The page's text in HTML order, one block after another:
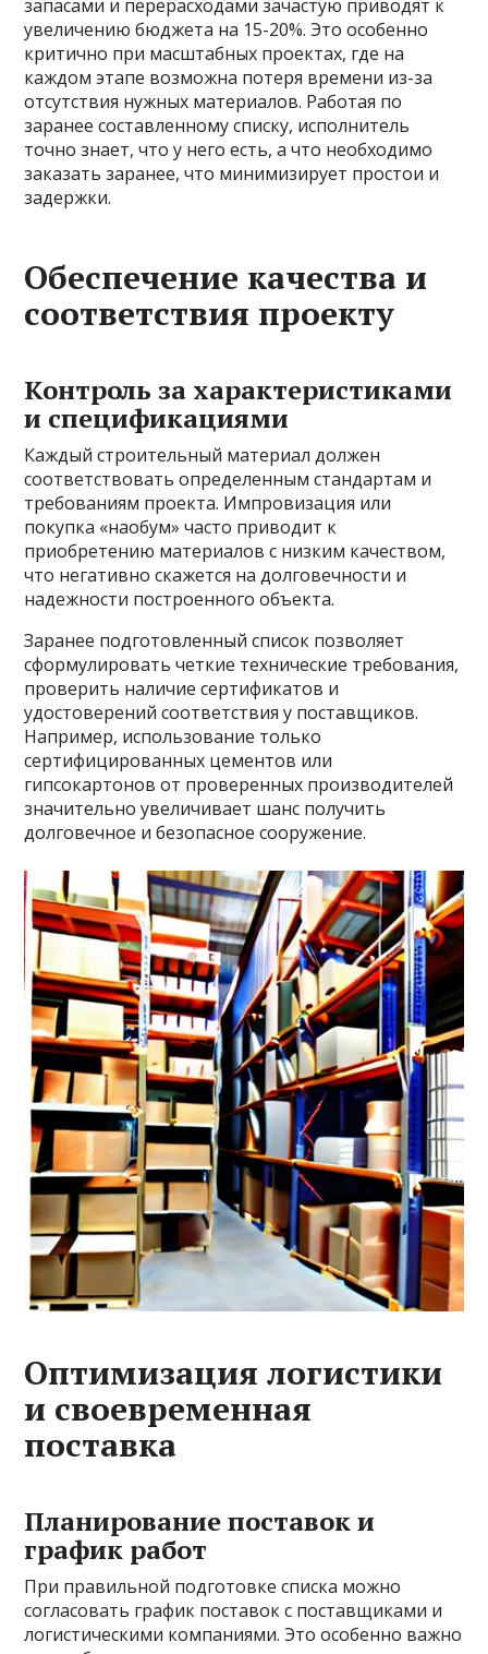
запасами и перерасходами зачастую приводят к
увеличению бюджета на 15-20%. Это особенно
критично при масштабных проектах, где на
каждом этапе возможна потеря времени из-за
отсутствия нужных материалов. Работая по
заранее составленному списку, исполнитель
точно знает, что у него есть, а что необходимо
заказать заранее, что минимизирует простои и
задержки.
Обеспечение качества и
соответствия проекту
Контроль за характеристиками
и спецификациями
Каждый строительный материал должен
соответствовать определенным стандартам и
требованиям проекта. Импровизация или
покупка «наобум» часто приводит к
приобретению материалов с низким качеством,
что негативно скажется на долговечности и
надежности построенного объекта.
Заранее подготовленный список позволяет
сформулировать четкие технические требования,
проверить наличие сертификатов и
удостоверений соответствия у поставщиков.
Например, использование только
сертифицированных цементов или
гипсокартонов от проверенных производителей
значительно увеличивает шанс получить
долговечное и безопасное сооружение.
Оптимизация логистики
и своевременная
поставка
Планирование поставок и
график работ
При правильной подготовке списка можно
согласовать график поставок с поставщиками и
логистическими компаниями. Это особенно важно